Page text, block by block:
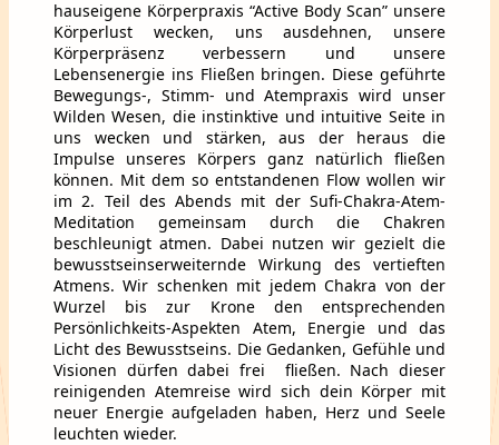
hauseigene Körperpraxis “Active Body Scan” unsere
Körperlust wecken, uns ausdehnen, unsere
Körperpräsenz verbessern und unsere
Lebensenergie ins Fließen bringen. Diese geführte
Bewegungs-, Stimm- und Atempraxis wird unser
Wilden Wesen, die instinktive und intuitive Seite in
uns wecken und stärken, aus der heraus die
Impulse unseres Körpers ganz natürlich fließen
können. Mit dem so entstandenen Flow wollen wir
im 2. Teil des Abends mit der Sufi-Chakra-Atem-
Meditation gemeinsam durch die Chakren
beschleunigt atmen. Dabei nutzen wir gezielt die
bewusstseinserweiternde Wirkung des vertieften
Atmens. Wir schenken mit jedem Chakra von der
Wurzel bis zur Krone den entsprechenden
Persönlichkeits-Aspekten Atem, Energie und das
Licht des Bewusstseins. Die Gedanken, Gefühle und
Visionen dürfen dabei frei fließen. Nach dieser
reinigenden Atemreise wird sich dein Körper mit
neuer Energie aufgeladen haben, Herz und Seele
leuchten wieder.